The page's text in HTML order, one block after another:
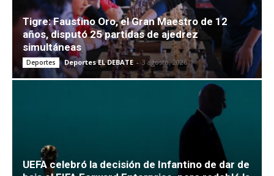
Tigre: Faustino Oro, el Gran Maestro de 12
años, disputó 25 partidas de ajedrez
simultáneas
Deportes Deportes EL DEBATE - 3 agosto, 2026
UEFA celebró la decisión de Infantino de dar de